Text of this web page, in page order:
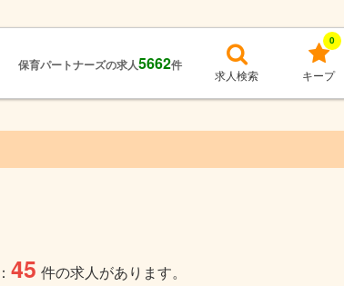
保育パートナーズの求人5662件
求人検索 キープ
0
45 件の求人があります。